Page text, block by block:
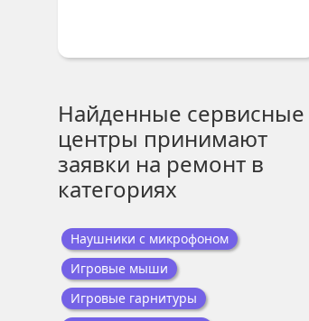
Найденные сервисные
центры принимают
заявки на ремонт в
категориях
Наушники с микрофоном
Игровые мыши
Игровые гарнитуры